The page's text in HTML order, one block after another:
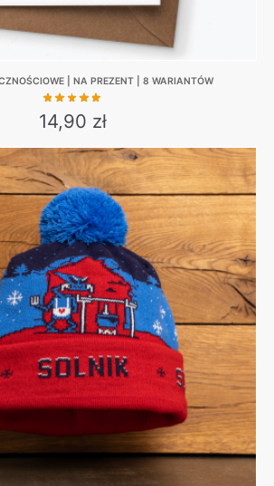
| NA PREZENT | 8 WARIANTÓW
14,90 zł
This
product
has
multiple
variants.
The
options
may
be
chosen
on
the
product